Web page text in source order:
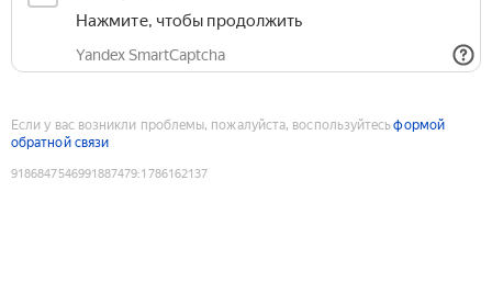
Нажмите, чтобы продолжить
Yandex SmartCaptcha
Если у вас возникли проблемы, пожалуйста, воспользуйтесьформой
обратной связи
9186847546991887479:1786162137